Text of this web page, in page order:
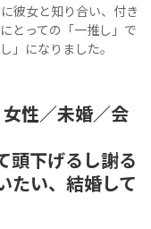
彼女と知り合い、付き
とっての「一推し」で
」になりました。
性／未婚／会
頭下げるし謝る
たい、結婚して